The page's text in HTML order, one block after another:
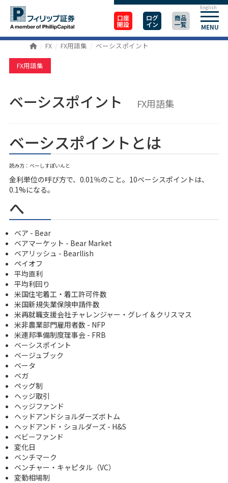
口座
開設
ログ
イン
商品
一覧 MENU
English
FX FX用語集 ベーシスポイント
FX用語集
ベーシスポイント FX用語集
ベーシスポイントとは
読み方：べーしすぽいんと
金利単位の呼び方で、0.01％のこと。10ベーシスポイントは、
0.1%になる。
へ
ベア - Bear
ベアマーケット - Bear Market
ベアリッシュ - Bearllish
ペイオフ
平均直利
平均利回り
米国住宅着工・着工許可件数
米国新規失業保険申請件数
米再就職支援会社チャレンジャー・グレイ＆クリスマス
米非農業部門雇用者数 - NFP
米連邦準備制度理事会 - FRB
ベーシスポイント
ベージュブック
ベータ
ベガ
ペッグ制
ヘッジ取引
ヘッジファンド
ヘッドアンドショルダーズボトム
ヘッドアンド・ショルダーズ - H&S
ベビーファンド
変化日
ベンチマーク
ベンチャー・キャピタル（VC）
変動相場制